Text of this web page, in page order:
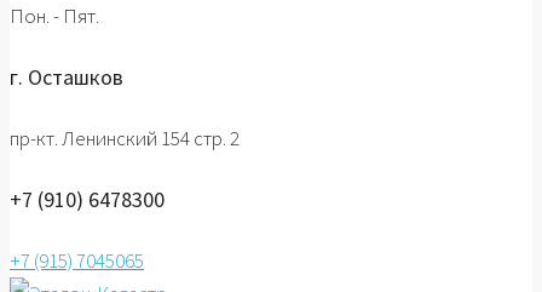
Пон. - Пят.
г. Осташков
пр-кт. Ленинский 154 стр. 2
+7 (910) 6478300
+7 (915) 7045065